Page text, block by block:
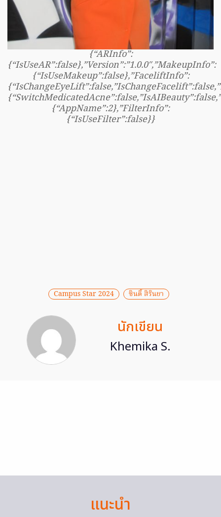
{“ARInfo”:
{“IsUseAR”:false},”Version”:”1.0.0″,”MakeupInfo”:
{“IsUseMakeup”:false},”FaceliftInfo”:
{“AppName”:2},”FilterInfo”:
{“IsUseFilter”:false}}
Campus Star 2024 ซินดี้ สิรินยา
นักเขียน
Khemika S.
แนะนำ